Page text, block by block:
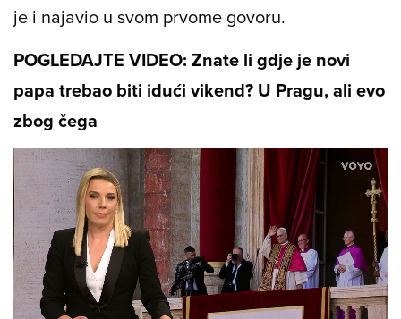
je i najavio u svom prvome govoru.
POGLEDAJTE VIDEO: Znate li gdje je novi
papa trebao biti idući vikend? U Pragu, ali evo
zbog čega